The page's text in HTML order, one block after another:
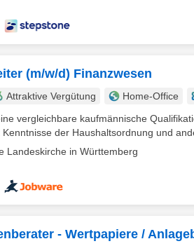
(m/w/d) Finanzwesen
Attraktive Vergütung Home-Office
vergleichbare kaufmännische
der Haushaltsordnung und
Landeskirche in Württemberg
- Wertpapiere /